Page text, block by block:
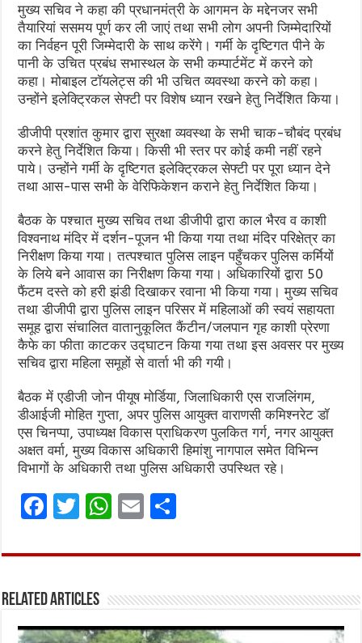
मुख्य सचिव ने कहा की प्रधानमंत्री के आगमन के मद्देनजर सभी
तैयारियां ससमय पूर्ण कर ली जाएं तथा सभी लोग अपनी जिम्मेदारियों
का निर्वहन पूरी जिम्मेदारी के साथ करेंगे। गर्मी के दृष्टिगत पीने के
पानी के उचित प्रबंध सभास्थल के सभी कम्पार्टमेंट में करने को
कहा। मोबाइल टॉयलेट्स की भी उचित व्यवस्था करने को कहा।
उन्होंने इलेक्ट्रिकल सेफ्टी पर विशेष ध्यान रखने हेतु निर्देशित किया।
डीजीपी प्रशांत कुमार द्वारा सुरक्षा व्यवस्था के सभी चाक-चौबंद प्रबंध
करने हेतु निर्देशित किया। किसी भी स्तर पर कोई कमी नहीं रहने
पाये। उन्होंने गर्मी के दृष्टिगत इलेक्ट्रिकल सेफ्टी पर पूरा ध्यान देने
तथा आस-पास सभी के वेरिफिकेशन कराने हेतु निर्देशित किया।
बैठक के पश्चात मुख्य सचिव तथा डीजीपी द्वारा काल भैरव व काशी
विश्वनाथ मंदिर में दर्शन-पूजन भी किया गया तथा मंदिर परिक्षेत्र का
निरीक्षण किया गया। तत्पश्चात पुलिस लाइन पहुँचकर पुलिस कर्मियों
के लिये बने आवास का निरीक्षण किया गया। अधिकारियों द्वारा 50
फैंटम दस्ते को हरी झंडी दिखाकर रवाना भी किया गया। मुख्य सचिव
तथा डीजीपी द्वारा पुलिस लाइन परिसर में महिलाओं की स्वयं सहायता
समूह द्वारा संचालित वातानुकूलित कैंटीन/जलपान गृह काशी प्रेरणा
कैफे का फीता काटकर उद्घाटन किया गया तथा इस अवसर पर मुख्य
सचिव द्वारा महिला समूहों से वार्ता भी की गयी।
बैठक में एडीजी जोन पीयूष मोर्डिया, जिलाधिकारी एस राजलिंगम,
डीआईजी मोहित गुप्ता, अपर पुलिस आयुक्त वाराणसी कमिश्नरेट डॉ
एस चिनप्पा, उपाध्यक्ष विकास प्राधिकरण पुलकित गर्ग, नगर आयुक्त
अक्षत वर्मा, मुख्य विकास अधिकारी हिमांशु नागपाल समेत विभिन्न
विभागों के अधिकारी तथा पुलिस अधिकारी उपस्थित रहे।
F
ce
o
o
T
it
r
W
at
A
p
E
ai ar
Related Articles